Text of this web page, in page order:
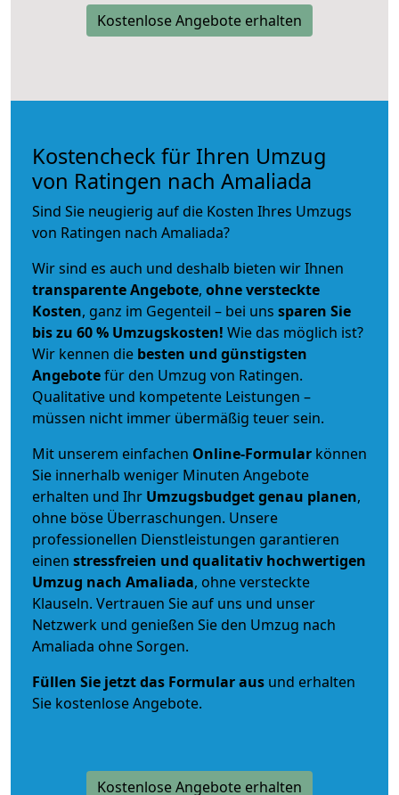
Kostenlose Angebote erhalten
Kostencheck für Ihren Umzug
von Ratingen nach Amaliada
Sind Sie neugierig auf die Kosten Ihres Umzugs
von Ratingen nach Amaliada?
Wir sind es auch und deshalb bieten wir Ihnen
transparente Angebote, ohne versteckte
Kosten, ganz im Gegenteil – bei uns sparen Sie
bis zu 60 % Umzugskosten! Wie das möglich ist?
Wir kennen die besten und günstigsten
Angebotefür den Umzug von Ratingen.
Qualitative und kompetente Leistungen –
müssen nicht immer übermäßig teuer sein.
Mit unserem einfachen Online-Formular können
Sie innerhalb weniger Minuten Angebote
erhalten und Ihr Umzugsbudgetgenau planen,
ohne böse Überraschungen. Unsere
professionellen Dienstleistungen garantieren
einen stressfreien und qualitativ hochwertigen
Umzug nach Amaliada, ohne versteckte
Klauseln. Vertrauen Sie auf uns und unser
Netzwerk und genießen Sie den Umzug nach
Amaliada ohne Sorgen.
Füllen Sie jetzt das Formular aus und erhalten
Sie kostenlose Angebote.
Kostenlose Angebote erhalten